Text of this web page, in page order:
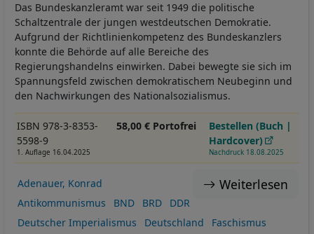
Das Bundeskanzleramt war seit 1949 die politische
Schaltzentrale der jungen westdeutschen Demokratie.
Aufgrund der Richtlinienkompetenz des Bundeskanzlers
konnte die Behörde auf alle Bereiche des
Regierungshandelns einwirken. Dabei bewegte sie sich im
Spannungsfeld zwischen demokratischem Neubeginn und
den Nachwirkungen des Nationalsozialismus.
ISBN 978-3-8353-
5598-9
1. Auflage 16.04.2025
58,00 € Portofrei
Bestellen (Buch |
Hardcover)
Nachdruck 18.08.2025
Weiterlesen
Adenauer, Konrad
Antikommunismus
BND BRD
DDR
Deutscher Imperialismus
Deutschland
Faschismus